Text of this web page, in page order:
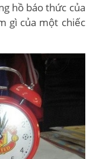
hồ báo thức của
gì của một chiếc